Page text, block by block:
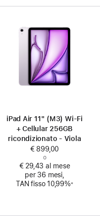
iPad Air 11" (M3) Wi‑Fi
+ Cellular 256GB
ricondizionato - Viola
€ 899,00
o
€ 29,43 al mese
per 36 mesi,
TAN fisso 10,99%※